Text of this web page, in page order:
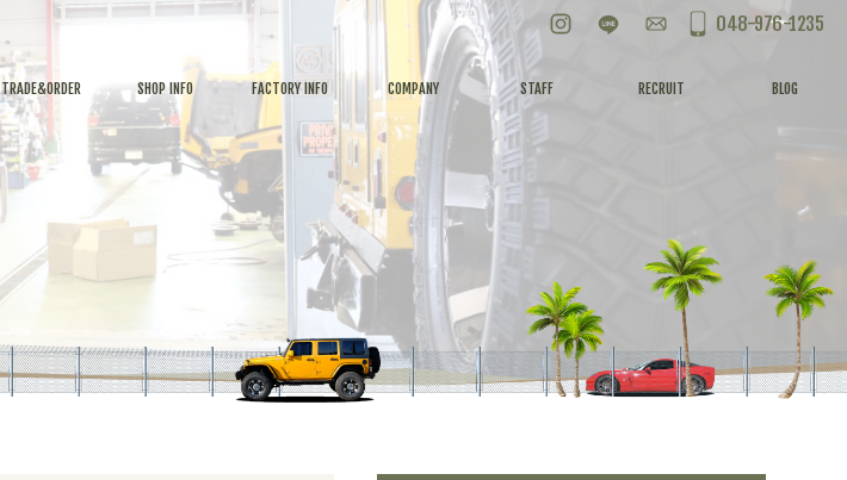
お問い合わせ
048-976-1235
TRADE&ORDER SHOP INFO FACTORY INFO COMPANY STAFF RECRUIT BLOG